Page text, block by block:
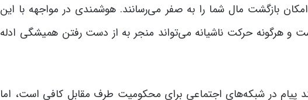
بازگشت مال شما را به صفر می‌رسانند. هوشمندی در مواجهه با این
و هرگونه حرکت ناشیانه می‌تواند منجر به از دست رفتن همیشگی ادله
پیام در شبکه‌های اجتماعی برای محکومیت طرف مقابل کافی است، اما